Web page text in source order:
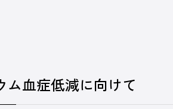
ム血症低減に向けて